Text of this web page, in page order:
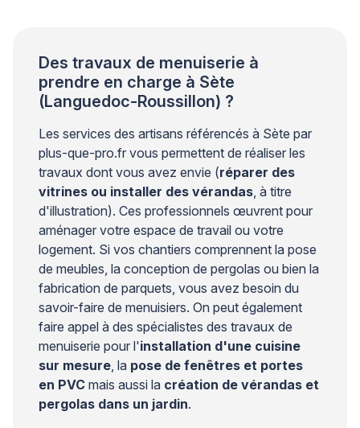
Des travaux de menuiserie à
prendre en charge à Sète
(Languedoc-Roussillon) ?
Les services des artisans référencés à Sète par
plus-que-pro.fr vous permettent de réaliser les
travaux dont vous avez envie (réparer des
vitrines ou installer des vérandas , à titre
d'illustration). Ces professionnels œuvrent pour
aménager votre espace de travail ou votre
logement. Si vos chantiers comprennent la pose
de meubles, la conception de pergolas ou bien la
fabrication de parquets, vous avez besoin du
savoir-faire de menuisiers. On peut également
faire appel à des spécialistes des travaux de
menuiserie pour l'installation d'une cuisine
sur mesure , la pose de fenêtres et portes
en PVC mais aussi la création de vérandas et
pergolas dans un jardin.